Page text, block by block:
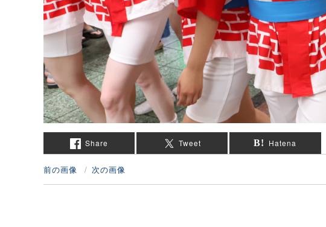
Share Tweet Hatena
前の画像 次の画像